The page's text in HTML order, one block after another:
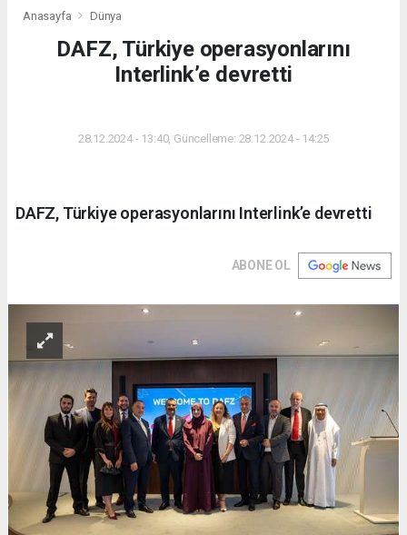
Anasayfa Dünya
DAFZ, Türkiye operasyonlarını
Interlink’e devretti
28.12.2024 - 13:40, Güncelleme: 28.12.2024 - 14:25
DAFZ, Türkiye operasyonlarını Interlink’e devretti
ABONE OL